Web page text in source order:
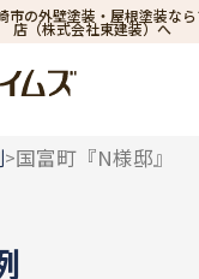
市の外壁塗装・屋根塗装な
店（株式会社東建装）へ
>国富町『N様邸』